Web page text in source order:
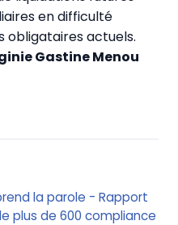
en difficulté
obligataires actuels.
Gastine Menou
la parole - Rapport
plus de 600 compliance